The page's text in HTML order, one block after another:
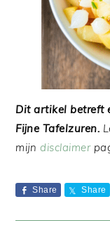
Dit artikel betreft
Fijne Tafelzuren.
mijndisclaimer
Share Share